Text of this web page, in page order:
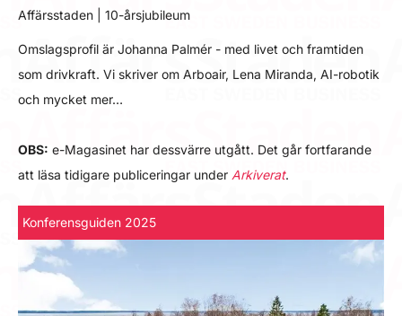
Affärsstaden | 10-årsjubileum
Omslagsprofil är Johanna Palmér - med livet och framtiden
som drivkraft. Vi skriver om Arboair, Lena Miranda, AI-robotik
och mycket mer…
OBS: e-Magasinet har dessvärre utgått. Det går fortfarande
att läsa tidigare publiceringar under Arkiverat.
Konferensguiden 2025